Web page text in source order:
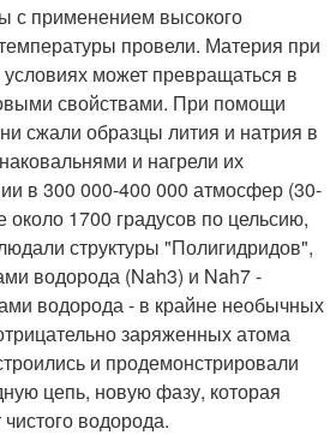
с применением высокого
провели. Материя при
может превращаться в
свойствами. При помощи
сжали образцы лития и натрия в
и нагрели их
в 300 000-400 000 атмосфер (30-
около 1700 градусов по цельсию,
структуры "Полигидридов",
водорода (Nah3) и Nah7 -
водорода - в крайне необычных
заряженных атома
и продемонстрировали
цепь, новую фазу, которая
водорода.